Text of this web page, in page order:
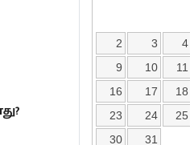
2
3 4
9
10 11
16
17 18
23
24 25
30
31